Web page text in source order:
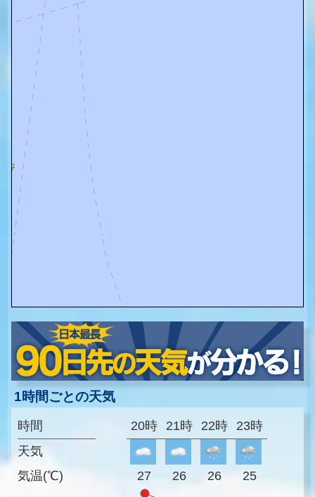
1時間ごとの天気
時間
天気
気温(℃)
20時 21時 22時 23時
27 26 26 25